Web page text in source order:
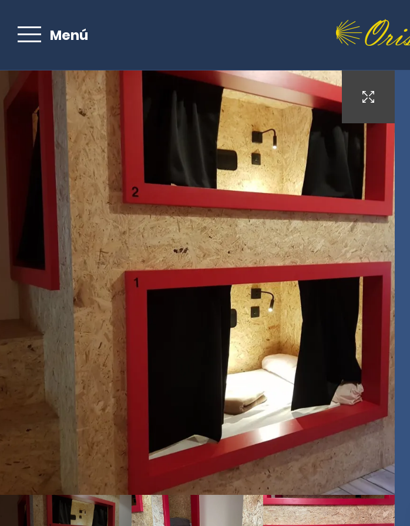
Menú refuge.orisson@wanadoo.fr
Refugio en
el Camino
de Santiago
de
Compostela
Bienvenido al Refugio Orisson,
idealmente ubicado en el
GR65 para llegar a Santiago
de Compostela. Nuestro
refugio es la dirección ideal
para una escala
reconfortante y amigable. El
refugio sólo está abierto a
peregrinos y caminantes.